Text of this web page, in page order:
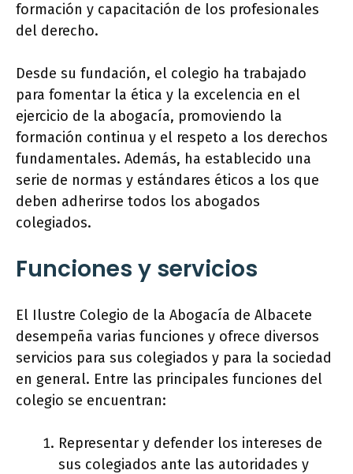
formación y capacitación de los profesionales
del derecho.
Desde su fundación, el colegio ha trabajado
para fomentar la ética y la excelencia en el
ejercicio de la abogacía, promoviendo la
formación continua y el respeto a los derechos
fundamentales. Además, ha establecido una
serie de normas y estándares éticos a los que
deben adherirse todos los abogados
colegiados.
Funciones y servicios
El Ilustre Colegio de la Abogacía de Albacete
desempeña varias funciones y ofrece diversos
servicios para sus colegiados y para la sociedad
en general. Entre las principales funciones del
colegio se encuentran:
Representar y defender los intereses de
sus colegiados ante las autoridades y